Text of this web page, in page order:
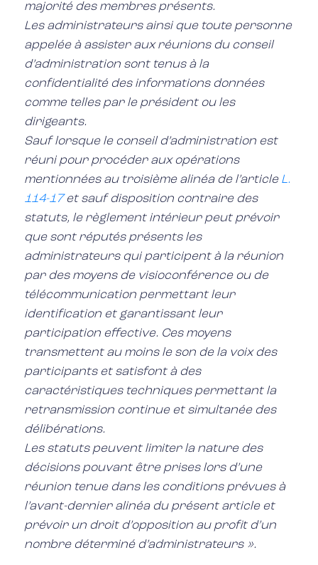
majorité des membres présents.
Les administrateurs ainsi que toute personne
appelée à assister aux réunions du conseil
d’administration sont tenus à la
confidentialité des informations données
comme telles par le président ou les
dirigeants.
Sauf lorsque le conseil d’administration est
réuni pour procéder aux opérations
mentionnées au troisième alinéa de l’article L.
114-17et sauf disposition contraire des
statuts, le règlement intérieur peut prévoir
que sont réputés présents les
administrateurs qui participent à la réunion
par des moyens de visioconférence ou de
télécommunication permettant leur
identification et garantissant leur
participation effective. Ces moyens
transmettent au moins le son de la voix des
participants et satisfont à des
caractéristiques techniques permettant la
retransmission continue et simultanée des
délibérations.
Les statuts peuvent limiter la nature des
décisions pouvant être prises lors d’une
réunion tenue dans les conditions prévues à
l’avant-dernier alinéa du présent article et
prévoir un droit d’opposition au profit d’un
nombre déterminé d’administrateurs ».